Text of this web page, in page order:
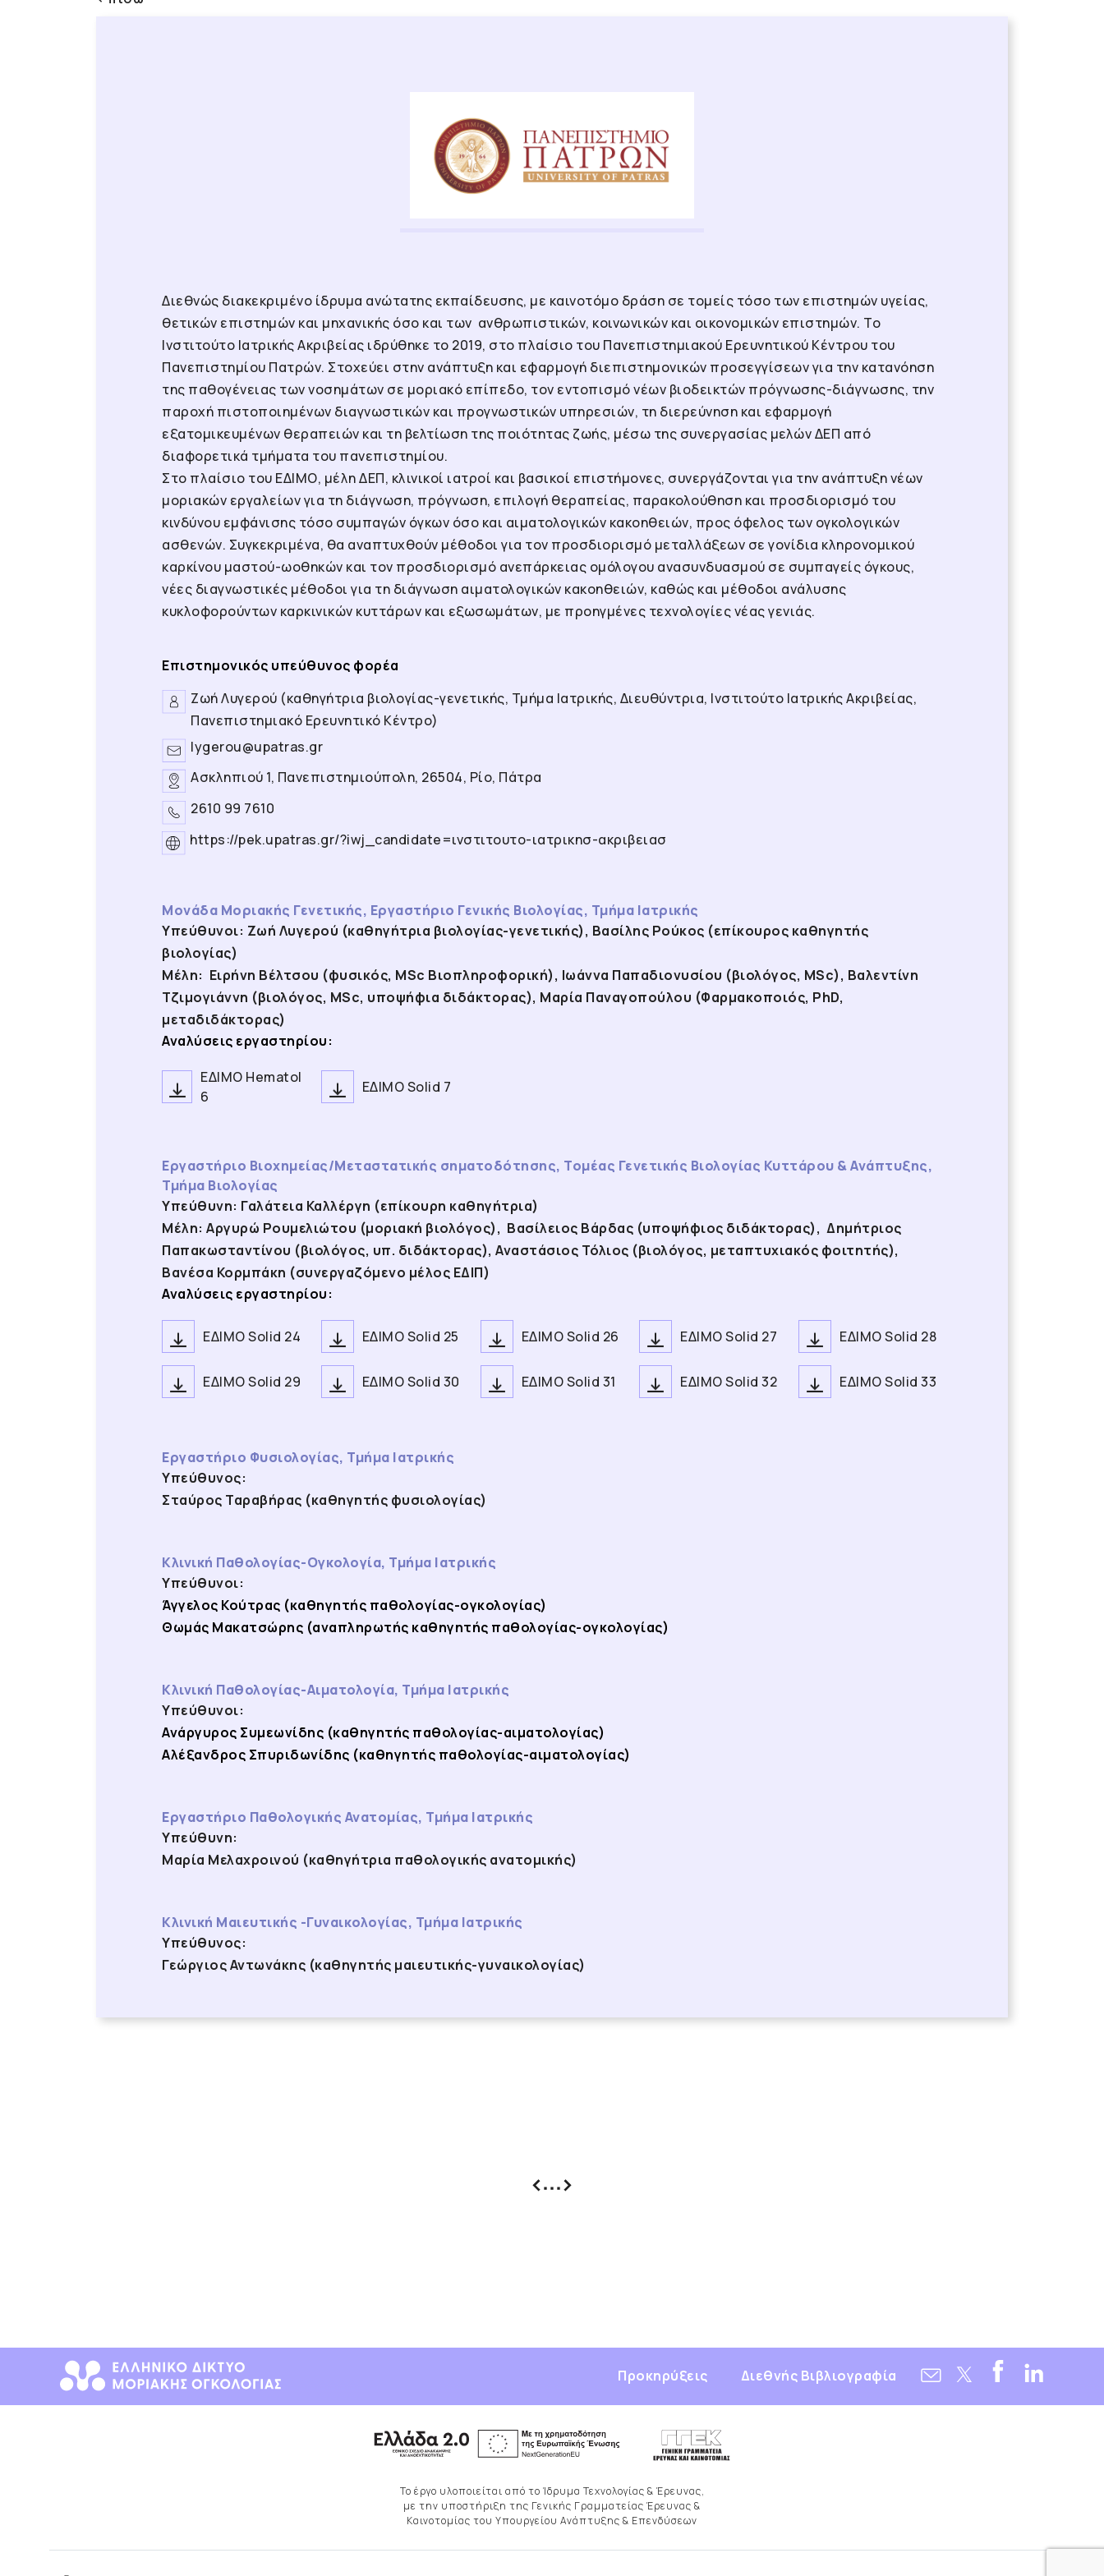
Διεθνώς διακεκριμένο ίδρυμα ανώτατης εκπαίδευσης, με καινοτόμο δράση σε τομείς τόσο των επιστημών υγείας,
θετικών επιστημών και μηχανικής όσο και των ανθρωπιστικών, κοινωνικών και οικονομικών επιστημών. Το
Ινστιτούτο Ιατρικής Ακριβείας ιδρύθηκε το 2019, στο πλαίσιο του Πανεπιστημιακού Ερευνητικού Κέντρου του
Πανεπιστημίου Πατρών. Στοχεύει στην ανάπτυξη και εφαρμογή διεπιστημονικών προσεγγίσεων για την κατανόηση
της παθογένειας των νοσημάτων σε μοριακό επίπεδο, τον εντοπισμό νέων βιοδεικτών πρόγνωσης-διάγνωσης, την
παροχή πιστοποιημένων διαγνωστικών και προγνωστικών υπηρεσιών, τη διερεύνηση και εφαρμογή
εξατομικευμένων θεραπειών και τη βελτίωση της ποιότητας ζωής, μέσω της συνεργασίας μελών ΔΕΠ από
διαφορετικά τμήματα του πανεπιστημίου.
Στο πλαίσιο του ΕΔΙΜΟ, μέλη ΔΕΠ, κλινικοί ιατροί και βασικοί επιστήμονες, συνεργάζονται για την ανάπτυξη νέων
μοριακών εργαλείων για τη διάγνωση, πρόγνωση, επιλογή θεραπείας, παρακολούθηση και προσδιορισμό του
κινδύνου εμφάνισης τόσο συμπαγών όγκων όσο και αιματολογικών κακοηθειών, προς όφελος των ογκολογικών
ασθενών. Συγκεκριμένα, θα αναπτυχθούν μέθοδοι για τον προσδιορισμό μεταλλάξεων σε γονίδια κληρονομικού
καρκίνου μαστού-ωοθηκών και τον προσδιορισμό ανεπάρκειας ομόλογου ανασυνδυασμού σε συμπαγείς όγκους,
νέες διαγνωστικές μέθοδοι για τη διάγνωση αιματολογικών κακοηθειών, καθώς και μέθοδοι ανάλυσης
κυκλοφορούντων καρκινικών κυττάρων και εξωσωμάτων, με προηγμένες τεχνολογίες νέας γενιάς.
Επιστημονικός υπεύθυνος φορέα
Ζωή Λυγερού (καθηγήτρια βιολογίας-γενετικής, Τμήμα Ιατρικής, Διευθύντρια, Ινστιτούτο Ιατρικής Ακριβείας,
Πανεπιστημιακό Ερευνητικό Κέντρο)
lygerou@upatras.gr
Ασκληπιού 1, Πανεπιστημιούπολη, 26504, Ρίο, Πάτρα
2610 99 7610
https://pek.upatras.gr/?iwj_candidate=ινστιτουτο-ιατρικησ-ακριβειασ
Μονάδα Μοριακής Γενετικής, Εργαστήριο Γενικής Βιολογίας, Τμήμα Ιατρικής
Υπεύθυνοι: Ζωή Λυγερού (καθηγήτρια βιολογίας-γενετικής), Βασίλης Ρούκος (επίκουρος καθηγητής
βιολογίας)
Μέλη: Ειρήνη Βέλτσου (φυσικός, ΜSc Βιοπληροφορική), Ιωάννα Παπαδιονυσίου (βιολόγος, ΜSc), Βαλεντίνη
Τζιμογιάννη (βιολόγος, MSc, υποψήφια διδάκτορας), Μαρία Παναγοπούλου (Φαρμακοποιός, PhD,
μεταδιδάκτορας)
Αναλύσεις εργαστηρίου:
ΕΔΙΜΟ Hematol
6
ΕΔΙΜΟ Solid 7
Εργαστήριο Βιοχημείας/Μεταστατικής σηματοδότησης, Τομέας Γενετικής Βιολογίας Κυττάρου & Ανάπτυξης,
Τμήμα Βιολογίας
Υπεύθυνη: Γαλάτεια Καλλέργη (επίκουρη καθηγήτρια)
Μέλη: Αργυρώ Ρουμελιώτου (μοριακή βιολόγος), Βασίλειος Βάρδας (υποψήφιος διδάκτορας), Δημήτριος
Παπακωσταντίνου (βιολόγος, υπ. διδάκτορας), Αναστάσιος Τόλιος (βιολόγος, μεταπτυχιακός φοιτητής),
Βανέσα Κορμπάκη (συνεργαζόμενο μέλος ΕΔΙΠ)
Αναλύσεις εργαστηρίου:
ΕΔΙΜΟ Solid 24 ΕΔΙΜΟ Solid 25 ΕΔΙΜΟ Solid 26 ΕΔΙΜΟ Solid 27 ΕΔΙΜΟ Solid 28
ΕΔΙΜΟ Solid 29 ΕΔΙΜΟ Solid 30 ΕΔΙΜΟ Solid 31 ΕΔΙΜΟ Solid 32 ΕΔΙΜΟ Solid 33
Εργαστήριο Φυσιολογίας, Τμήμα Ιατρικής
Υπεύθυνος:
Σταύρος Ταραβήρας (καθηγητής φυσιολογίας)
Κλινική Παθολογίας-Ογκολογία, Τμήμα Ιατρικής
Υπεύθυνοι:
Άγγελος Κούτρας (καθηγητής παθολογίας-ογκολογίας)
Θωμάς Μακατσώρης (αναπληρωτής καθηγητής παθολογίας-ογκολογίας)
Κλινική Παθολογίας-Αιματολογία, Τμήμα Ιατρικής
Υπεύθυνοι:
Ανάργυρος Συμεωνίδης (καθηγητής παθολογίας-αιματολογίας)
Αλέξανδρος Σπυριδωνίδης (καθηγητής παθολογίας-αιματολογίας)
Εργαστήριο Παθολογικής Ανατομίας, Τμήμα Ιατρικής
Υπεύθυνη:
Μαρία Μελαχροινού (καθηγήτρια παθολογικής ανατομικής)
Κλινική Μαιευτικής -Γυναικολογίας, Τμήμα Ιατρικής
Υπεύθυνος:
Γεώργιος Αντωνάκης (καθηγητής μαιευτικής-γυναικολογίας)
Προκηρύξεις Διεθνής Βιβλιογραφία
Το έργο υλοποιείται από το Ίδρυμα Τεχνολογίας & Έρευνας,
με την υποστήριξη της Γενικής Γραμματείας Έρευνας &
Καινοτομίας του Υπουργείου Ανάπτυξης & Επενδύσεων